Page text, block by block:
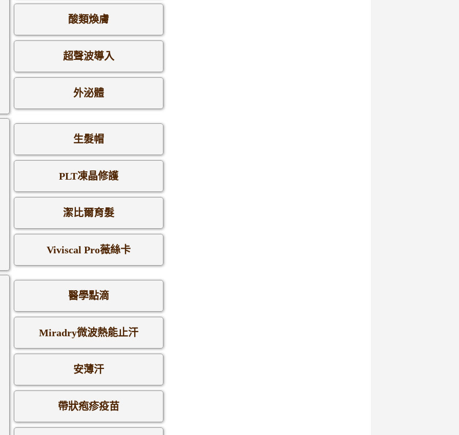
酸類煥膚
超聲波導入
外泌體
生髮帽
PLT凍晶修護
潔比爾育髮
Viviscal Pro薇絲卡
醫學點滴
Miradry微波熱能止汗
安薄汗
帶狀疱疹疫苗